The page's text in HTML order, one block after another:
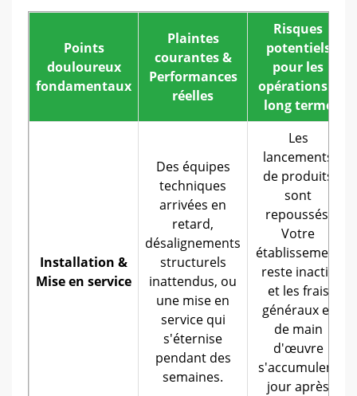
Points
douloureux
fondamentaux
Plaintes
courantes &
Performances
réelles
Risques
potentiels
pour les
opérations à
long terme
Installation &
Mise en service
Des équipes
techniques
arrivées en
retard,
désalignements
structurels
inattendus, ou
une mise en
service qui
s'éternise
pendant des
semaines.
Les
lancements
de produits
sont
repoussés.
Votre
établissement
reste inactif,
et les frais
généraux et
de main
d'œuvre
s'accumulent
jour après